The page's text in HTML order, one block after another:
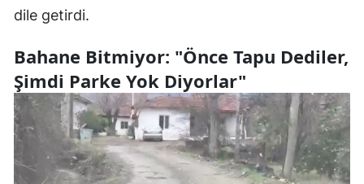
dile getirdi.
Bahane Bitmiyor: "Önce Tapu Dediler,
Şimdi Parke Yok Diyorlar"